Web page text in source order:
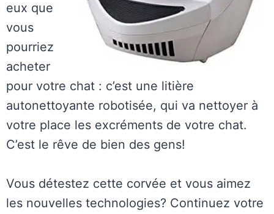
eux que
vous
pourriez
acheter
pour votre chat : c’est une litière
autonettoyante robotisée, qui va nettoyer à
votre place les excréments de votre chat.
C’est le rêve de bien des gens!
Vous détestez cette corvée et vous aimez
les nouvelles technologies? Continuez votre